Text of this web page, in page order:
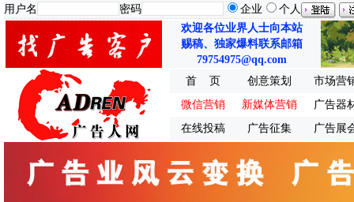
用户名 密码 企业
个人
欢迎各位业界人士向本站
赐稿、独家爆料联系邮箱
79754975@qq.com
首 页
创意策划
市场营
微信营销
新媒体营销
广告器
在线投稿
广告征集 广告展